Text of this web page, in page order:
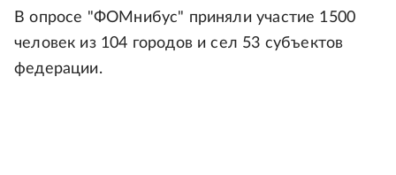
В опросе "ФОМнибус" приняли участие 1500
человек из 104 городов и сел 53 субъектов
федерации.